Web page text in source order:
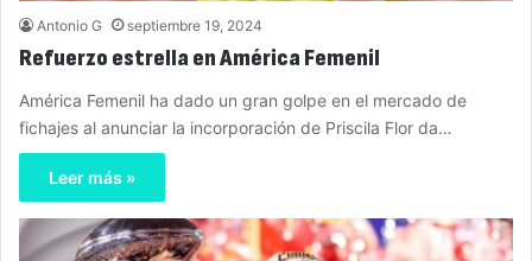
Antonio G septiembre 19, 2024
Refuerzo estrella en América Femenil
América Femenil ha dado un gran golpe en el mercado de
fichajes al anunciar la incorporación de Priscila Flor da…
Leer más »